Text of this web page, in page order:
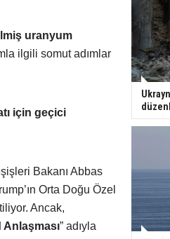
uranyum
ilgili somut adımlar
için geçici
Bakanı Abbas
Orta Doğu Özel
Ancak,
Anlaşması” adıyla